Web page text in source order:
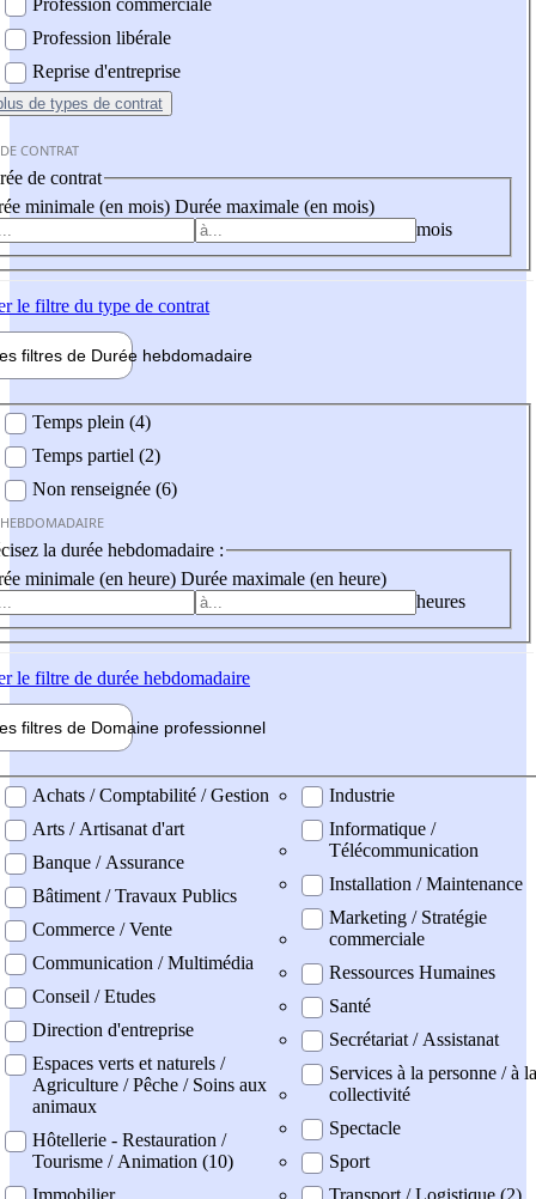
Profession commerciale
Profession libérale
Reprise d'entreprise
de types de contrat
CONTRAT
de contrat
minimale (en mois) Durée maximale (en mois)
mois
le filtre du type de contrat
filtres de Durée hebdomadaire
Temps plein (4)
Temps partiel (2)
Non renseignée (6)
la durée hebdomadaire :
minimale (en heure) Durée maximale (en heure)
heures
le filtre de durée hebdomadaire
filtres de Domaine professionnel
professionel
Achats / Comptabilité / Gestion
Arts / Artisanat d'art
Banque / Assurance
Bâtiment / Travaux Publics
Commerce / Vente
Communication / Multimédia
Conseil / Etudes
Direction d'entreprise
Espaces verts et naturels /
Agriculture / Pêche / Soins aux
animaux
Hôtellerie - Restauration /
Tourisme / Animation (10)
Immobilier
Industrie
Informatique /
Télécommunication
Installation / Maintenance
Marketing / Stratégie
commerciale
Ressources Humaines
Santé
Secrétariat / Assistanat
Services à la personne / à la
collectivité
Spectacle
Sport
Transport / Logistique (2)